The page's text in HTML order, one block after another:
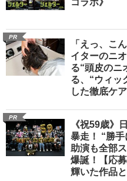
コラボ》
PR
「えっ、こ
イターのニ
る“頭皮のニ
る、“ウィッ
した徹底ケ
PR
《祝59歳》
暴走！ “勝
助演も全部
爆誕！【応
輝いた作品と